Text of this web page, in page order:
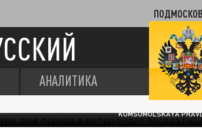
АНАЛИТИКА
KOMSOMOLSKAYA